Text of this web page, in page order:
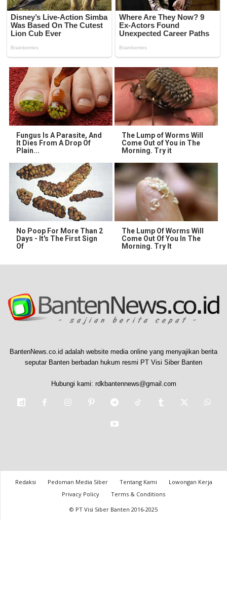
Fungus Is A Parasite, And
It Dies From A Drop Of
Plain...
The Lump of Worms Will
Come Out of You in The
Morning. Try it
No Poop For More Than 2
Days - It's The First Sign
Of
The Lump Of Worms Will
Come Out Of You In The
Morning. Try It
BantenNews.co.id adalah website media online yang menyajikan berita
seputar Banten berbadan hukum resmi PT Visi Siber Banten
Hubungi kami: rdkbantennews@gmail.com
Redaksi Pedoman Media Siber Tentang Kami
Lowongan Kerja
Privacy Policy
Terms & Conditions
© PT Visi Siber Banten 2016-2025